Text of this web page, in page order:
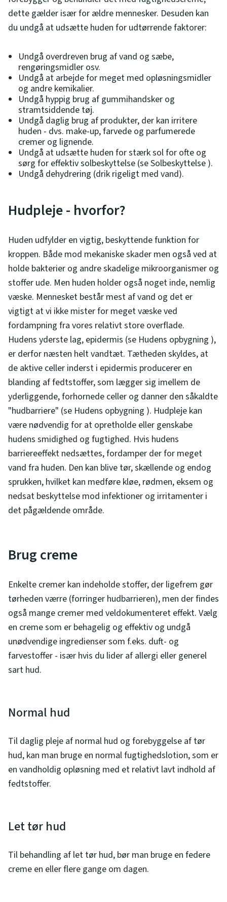
dette gælder især for ældre mennesker. Desuden kan
du undgå at udsætte huden for udtørrende faktorer:
Undgå overdreven brug af vand og sæbe,
rengøringsmidler osv.
Undgå at arbejde for meget med opløsningsmidler
og andre kemikalier.
Undgå hyppig brug af gummihandsker og
stramtsiddende tøj.
Undgå daglig brug af produkter, der kan irritere
huden - dvs. make-up, farvede og parfumerede
cremer og lignende.
Undgå at udsætte huden for stærk sol for ofte og
sørg for effektiv solbeskyttelse (se Solbeskyttelse ).
Undgå dehydrering (drik rigeligt med vand).
Hudpleje - hvorfor?
Huden udfylder en vigtig, beskyttende funktion for
kroppen. Både mod mekaniske skader men også ved at
holde bakterier og andre skadelige mikroorganismer og
stoffer ude. Men huden holder også noget inde, nemlig
væske. Mennesket består mest af vand og det er
vigtigt at vi ikke mister for meget væske ved
fordampning fra vores relativt store overflade.
Hudens yderste lag, epidermis (se Hudens opbygning ),
er derfor næsten helt vandtæt. Tætheden skyldes, at
de aktive celler inderst i epidermis producerer en
blanding af fedtstoffer, som lægger sig imellem de
yderliggende, forhornede celler og danner den såkaldte
"hudbarriere" (se Hudens opbygning ). Hudpleje kan
være nødvendig for at opretholde eller genskabe
hudens smidighed og fugtighed. Hvis hudens
barriereeffekt nedsættes, fordamper der for meget
vand fra huden. Den kan blive tør, skællende og endog
sprukken, hvilket kan medføre kløe, rødmen, eksem og
nedsat beskyttelse mod infektioner og irritamenter i
det pågældende område.
Brug creme
Enkelte cremer kan indeholde stoffer, der ligefrem gør
tørheden værre (forringer hudbarrieren), men der findes
også mange cremer med veldokumenteret effekt. Vælg
en creme som er behagelig og effektiv og undgå
unødvendige ingredienser som f.eks. duft- og
farvestoffer - især hvis du lider af allergi eller generel
sart hud.
Normal hud
Til daglig pleje af normal hud og forebyggelse af tør
hud, kan man bruge en normal fugtighedslotion, som er
en vandholdig opløsning med et relativt lavt indhold af
fedtstoffer.
Let tør hud
Til behandling af let tør hud, bør man bruge en federe
creme en eller flere gange om dagen.